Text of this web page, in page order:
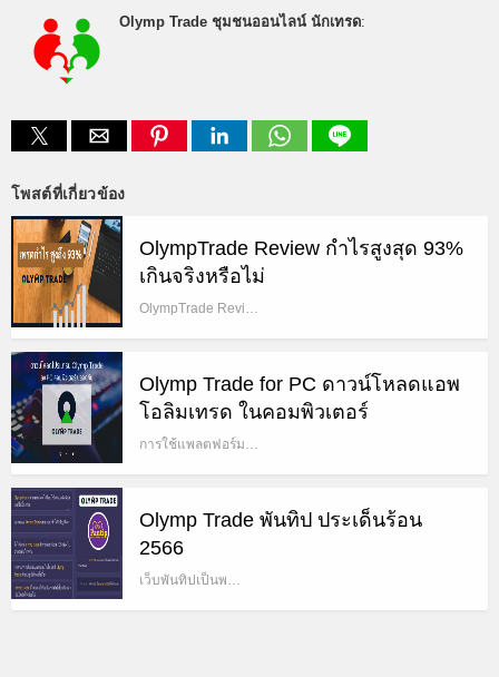
Olymp Trade ชุมชนออนไลน์ นักเทรด:
โพสต์ที่เกี่ยวข้อง
OlympTrade Review กำไรสูงสุด 93%
เกินจริงหรือไม่
OlympTrade Revi…
Olymp Trade for PC ดาวน์โหลดแอพ
โอลิมเทรด ในคอมพิวเตอร์
การใช้แพลตฟอร์ม…
Olymp Trade พันทิป ประเด็นร้อน
2566
เว็บพันทิปเป็นพ…